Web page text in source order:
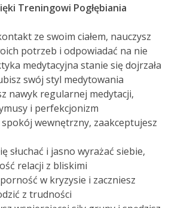
Treningowi Pogłębiania
ze swoim ciałem, nauczysz
potrzeb i odpowiadać na nie
medytacyjna stanie się dojrzała
swój styl medytowania
nawyk regularnej medytacji,
i perfekcjonizm
wewnętrzny, zaakceptujesz
słuchać i jasno wyrażać siebie,
relacji z bliskimi
w kryzysie i zaczniesz
z trudności